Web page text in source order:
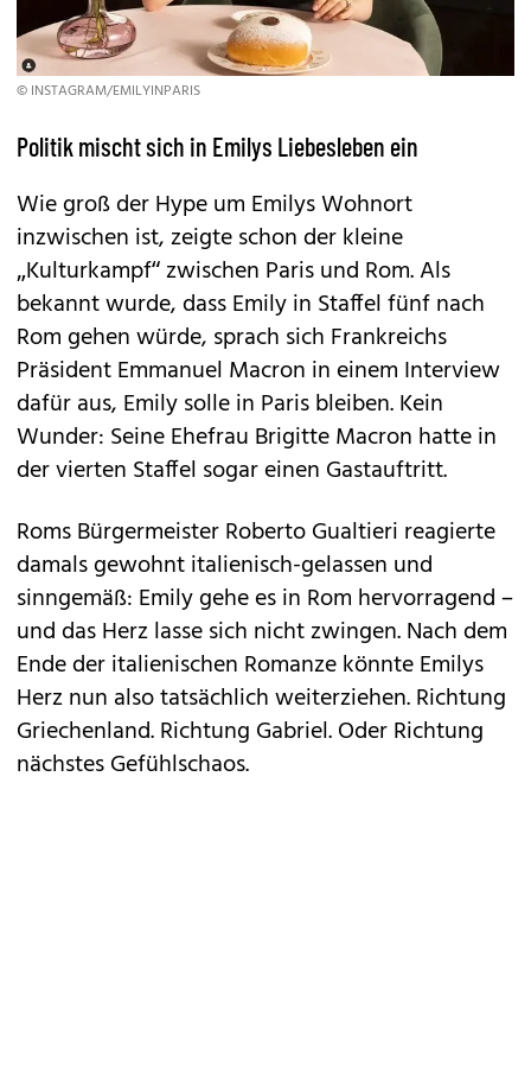
© INSTAGRAM/EMILYINPARIS
Politik mischt sich in Emilys Liebesleben ein
Wie groß der Hype um Emilys Wohnort
inzwischen ist, zeigte schon der kleine
„Kulturkampf“ zwischen Paris und Rom. Als
bekannt wurde, dass Emily in Staffel fünf nach
Rom gehen würde, sprach sich Frankreichs
Präsident Emmanuel Macron in einem Interview
dafür aus, Emily solle in Paris bleiben. Kein
Wunder: Seine Ehefrau Brigitte Macron hatte in
der vierten Staffel sogar einen Gastauftritt.
Roms Bürgermeister Roberto Gualtieri reagierte
damals gewohnt italienisch-gelassen und
sinngemäß: Emily gehe es in Rom hervorragend –
und das Herz lasse sich nicht zwingen. Nach dem
Ende der italienischen Romanze könnte Emilys
Herz nun also tatsächlich weiterziehen. Richtung
Griechenland. Richtung Gabriel. Oder Richtung
nächstes Gefühlschaos.